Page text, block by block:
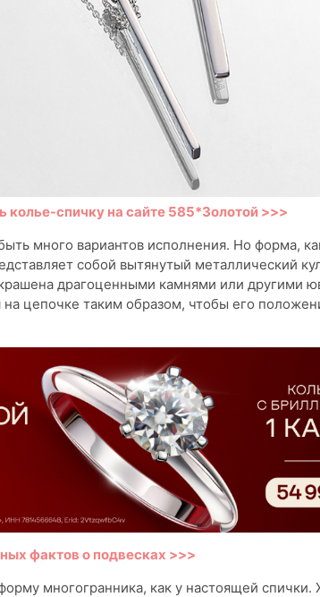
колье-спичку на сайте 585*Золотой >>>
много вариантов исполнения. Но форма,
собой вытянутый металлический
драгоценными камнями или другими
на цепочке таким образом, чтобы его
фактов о подвесках >>>
многогранника, как у настоящей спички.